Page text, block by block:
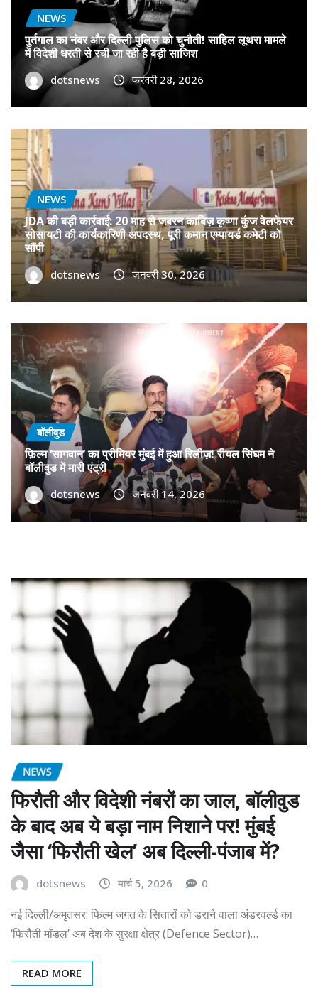
NEWS
पुर्तगाल का नंबर और दिल्ली पुलिस को चुनौती! साहिल लूथरा मामले
में विदेशी धरती से रची जा रही है बड़ी साजिश
dotsnews फरवरी 28, 2026
NEWS
JDA की बड़ी कार्रवाई: 20 माह से जबरन काबिज़ कृष्णा कुंज वेलफेयर
सोसायटी की कार्यकारिणी अपदस्थ, पूरी कमान एम्पायर्ड कमेटी को
सौंपी
dotsnews जनवरी 30, 2026
बॉलीवुड
फ़िल्म ‘सागवान’ का प्रीमियर मुंबई में हुआ रिलीज़! रीयल सिंघम ने
बॉलीवुड में मारी एंट्री
dotsnews जनवरी 14, 2026
NEWS
फिरौती और विदेशी नंबरों का जाल, बॉलीवुड
के बाद अब ये बड़ा नाम निशाने पर! मुंबई
जैसा ‘फिरौती खेल’ अब दिल्ली-पंजाब में?
dotsnews मार्च 5, 2026 0
नई दिल्ली/अमृतसर: फिल्म जगत के सितारों को डराने वाला अंडरवर्ल्ड का
‘फिरौती मॉडल’ अब देश के सुरक्षा क्षेत्र (Defence Sector)…
READ MORE